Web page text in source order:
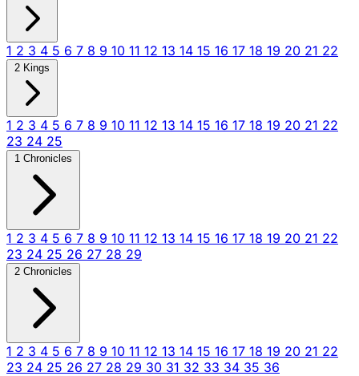
1 2 3 4 5 6 7 8 9 10 11 12 13 14 15 16 17 18 19 20 21 22
2 Kings
1 2 3 4 5 6 7 8 9 10 11 12 13 14 15 16 17 18 19 20 21 22
23 24 25
1 Chronicles
1 2 3 4 5 6 7 8 9 10 11 12 13 14 15 16 17 18 19 20 21 22
23 24 25 26 27 28 29
2 Chronicles
1 2 3 4 5 6 7 8 9 10 11 12 13 14 15 16 17 18 19 20 21 22
23 24 25 26 27 28 29 30 31 32 33 34 35 36